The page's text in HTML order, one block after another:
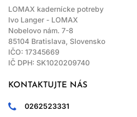
LOMAX kadernícke potreby
Ivo Langer - LOMAX
Nobelovo nám. 7-8
85104 Bratislava, Slovensko
IČO: 17345669
IČ DPH: SK1020209740
KONTAKTUJTE NÁS
0262523331